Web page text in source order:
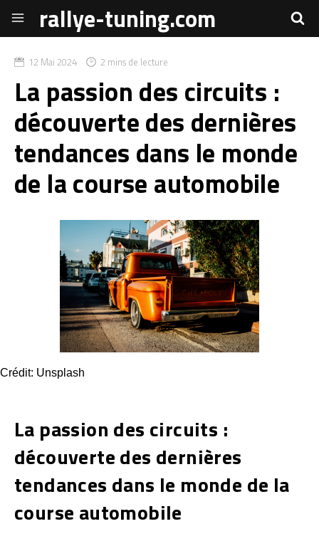
rallye-tuning.com
12 Mai 2024 2 mins de lecture
La passion des circuits :
découverte des dernières
tendances dans le monde
de la course automobile
Crédit: Unsplash
La passion des circuits :
découverte des dernières
tendances dans le monde de la
course automobile